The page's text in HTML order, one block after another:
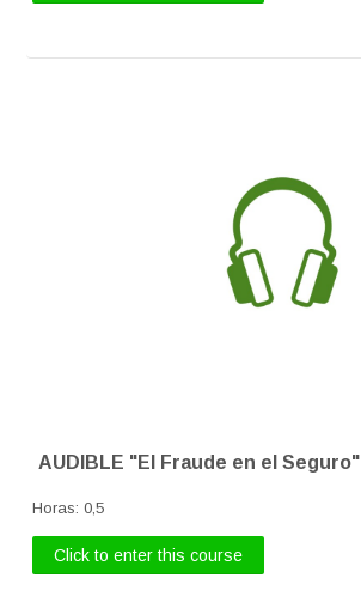
AUDIBLE "El Fraude en el Seguro"
Horas:0,5
Click to enter this course